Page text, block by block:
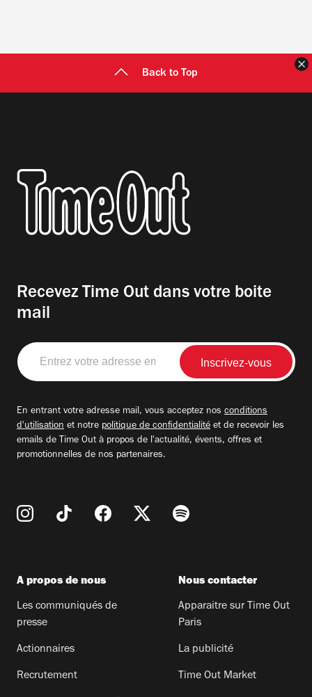
Back to Top
Recevez Time Out dans votre boite
mail
Entrez
votre
adresse
En entrant votre adresse mail, vous acceptez nos conditions
d'utilisation et notre politique de confidentialité et de recevoir les
emails de Time Out à propos de l'actualité, évents, offres et
promotionnelles de nos partenaires.
A propos de nous
Les communiqués de
presse
Actionnaires
Recrutement
Nous contacter
Apparaitre sur Time Out
Paris
La publicité
Time Out Market